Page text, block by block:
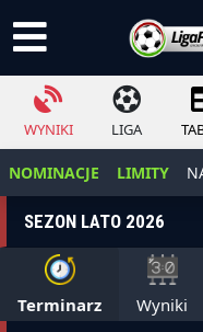
WYNIKI LIGA
NOMINACJE LIMITY
SEZON LATO 2026
Terminarz Wyniki